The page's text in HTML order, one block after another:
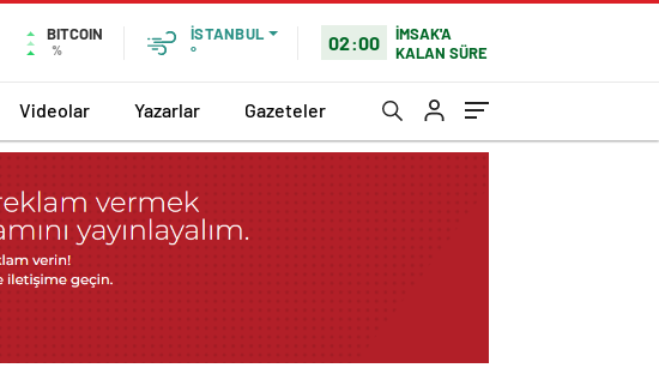
BITCOIN
%
İSTANBUL
°
02:00
İMSAK'A
KALAN SÜRE
Videolar Yazarlar Gazeteler